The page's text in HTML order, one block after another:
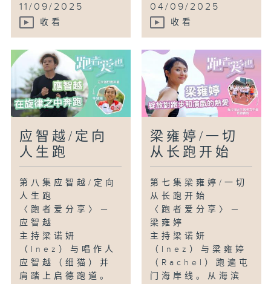
11/09/2025
收看
04/09/2025
收看
应智越/定向
人生跑
第八集应智越/定向
人生跑
〈跑者爱分享〉－
应智越
主持梁诺妍
（Inez）与唱作人
应智越（细猫）并
肩踏上启德跑道。
梁雍婷/一切
从长跑开始
第七集梁雍婷/一切
从长跑开始
〈跑者爱分享〉－
梁雍婷
主持梁诺妍
（Inez）与梁雍婷
（Rachel）跑遍屯
门海岸线。从海滨